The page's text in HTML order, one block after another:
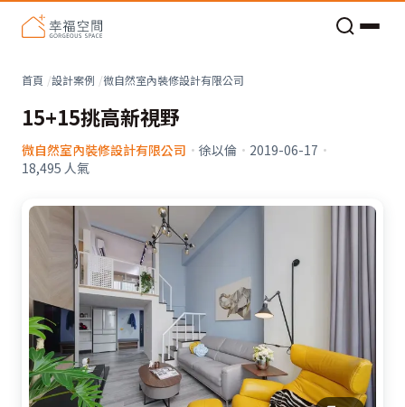
首頁 設計案例 微自然室內裝修設計有限公司
15+15挑高新視野
微自然室內裝修設計有限公司 · 徐以倫 · 2019-06-17 ·
18,495 人氣